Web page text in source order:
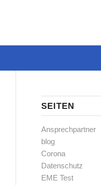
SEITEN
Ansprechpartner
blog
Corona
Datenschutz
EME Test